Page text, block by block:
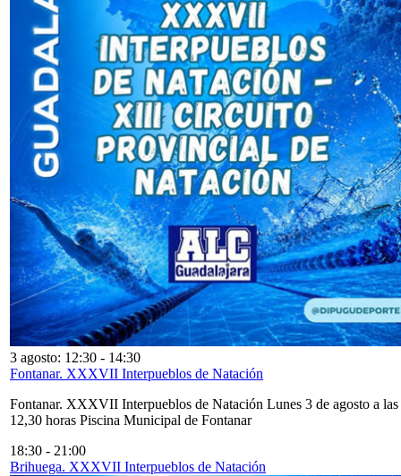
3 agosto: 12:30 - 14:30
Fontanar. XXXVII Interpueblos de Natación
Fontanar. XXXVII Interpueblos de Natación Lunes 3 de agosto a las
12,30 horas Piscina Municipal de Fontanar
18:30 - 21:00
Brihuega. XXXVII Interpueblos de Natación